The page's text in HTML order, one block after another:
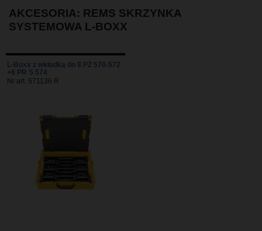
AKCESORIA: REMS SKRZYNKA
SYSTEMOWA L-BOXX
L-Boxx z wkładką do 8 PZ 570-572
+6 PR S 574
Nr art. 571136 R